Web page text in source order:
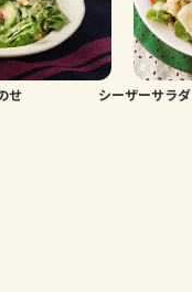
せ シーザーサラダ